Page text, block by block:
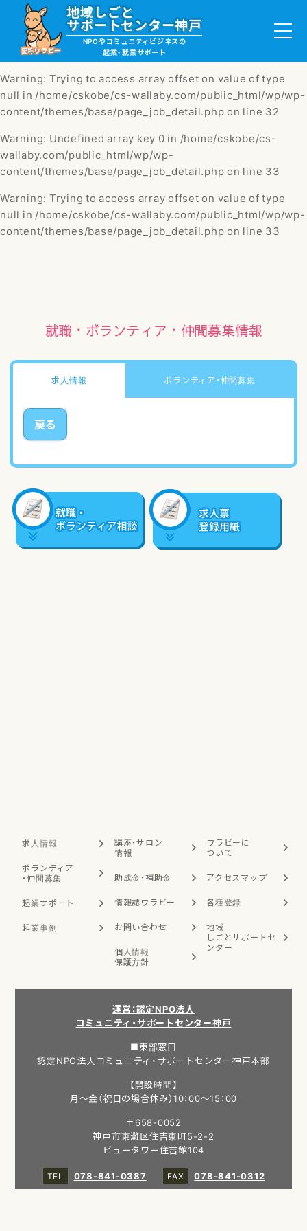
Warning: Undefined array key 0 in/home/cskobe/cs-
wallaby.com/public_html/wp/wp-
content/themes/base/page_job_detail.php
Warning: Trying to access array offset on value of type
null in /home/cskobe/cs-wallaby.com/public_html/wp/wp-
content/themes/base/page_job_detail.phpon line 32
Warning: Undefined array key 0 in /home/cskobe/cs-
wallaby.com/public_html/wp/wp-
content/themes/base/page_job_detail.phpon line 33
Warning: Trying to access array offset on value of type
null in /home/cskobe/cs-wallaby.com/public_html/wp/wp-
content/themes/base/page_job_detail.phpon line 33
愛称ワラビー
地域しごと
サポートセンター神戸
NPOやコミュニティビジネスの
起業・就業サポート
起業サポート・事例
講座・サロン情報
助成金・補助金情報
就職・ボランティア・仲間募集情報
求人情報 ボランティア・仲間募集
戻る
求人情報
ボランティア
・仲間募集
起業サポート
起業事例
講座・サロン
情報
助成金・補助金
情報誌ワラビー
お問い合わせ
個人情報
保護方針
ワラビーに
ついて
アクセスマップ
各種登録
地域
しごとサポートセ
ンター
運営：認定NPO法人
コミュニティ・サポートセンター神戸
■東部窓口
認定NPO法人コミュニティ・サポートセンター神戸本部
【開設時間】
月～金（祝日の場合休み）10：00～15：00
〒658-0052
神戸市東灘区住吉東町5-2-2
ビュータワー住吉館104
078-841-0387
078-841-0312